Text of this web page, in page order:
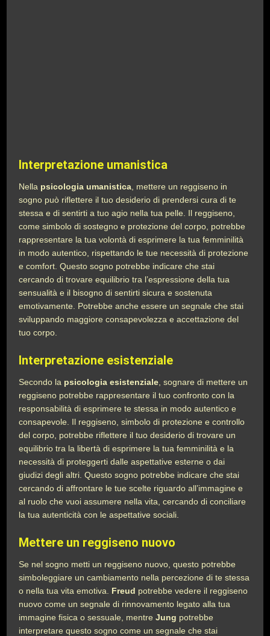
Interpretazione umanistica
Nella psicologia umanistica , mettere un reggiseno in
sogno può riflettere il tuo desiderio di prendersi cura di te
stessa e di sentirti a tuo agio nella tua pelle. Il reggiseno,
come simbolo di sostegno e protezione del corpo, potrebbe
rappresentare la tua volontà di esprimere la tua femminilità
in modo autentico, rispettando le tue necessità di protezione
e comfort. Questo sogno potrebbe indicare che stai
cercando di trovare equilibrio tra l’espressione della tua
sensualità e il bisogno di sentirti sicura e sostenuta
emotivamente. Potrebbe anche essere un segnale che stai
sviluppando maggiore consapevolezza e accettazione del
tuo corpo.
Interpretazione esistenziale
Secondo la psicologia esistenziale , sognare di mettere un
reggiseno potrebbe rappresentare il tuo confronto con la
responsabilità di esprimere te stessa in modo autentico e
consapevole. Il reggiseno, simbolo di protezione e controllo
del corpo, potrebbe riflettere il tuo desiderio di trovare un
equilibrio tra la libertà di esprimere la tua femminilità e la
necessità di proteggerti dalle aspettative esterne o dai
giudizi degli altri. Questo sogno potrebbe indicare che stai
cercando di affrontare le tue scelte riguardo all’immagine e
al ruolo che vuoi assumere nella vita, cercando di conciliare
la tua autenticità con le aspettative sociali.
Mettere un reggiseno nuovo
Se nel sogno metti un reggiseno nuovo, questo potrebbe
simboleggiare un cambiamento nella percezione di te stessa
o nella tua vita emotiva. Freud potrebbe vedere il reggiseno
nuovo come un segnale di rinnovamento legato alla tua
immagine fisica o sessuale, mentreJung potrebbe
interpretare questo sogno come un segnale che stai